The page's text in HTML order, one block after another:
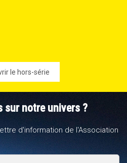
le hors-série
sur notre univers ?
d'information de l'Association